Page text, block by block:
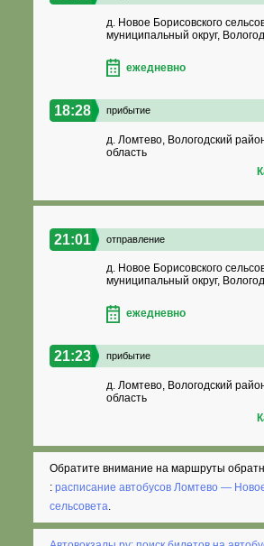
д. Новое Борисовского
муниципальный округ,
ежедневно
18:28 прибытие
д. Ломтево, Вологодский
область
21:01 отправление
д. Новое Борисовского
муниципальный округ,
ежедневно
21:23 прибытие
д. Ломтево, Вологодский
область
Обратите внимание на маршруты
:расписание автобусов Ломтево —
сельсовета.